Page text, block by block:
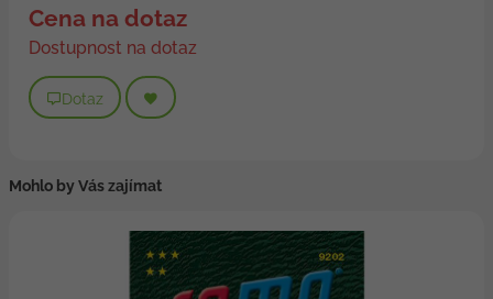
Cena na dotaz
Dostupnost na dotaz
Dotaz
Mohlo by Vás zajímat